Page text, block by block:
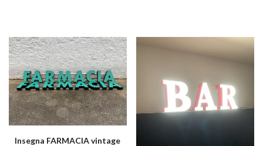
Insegna FARMACIA vintage